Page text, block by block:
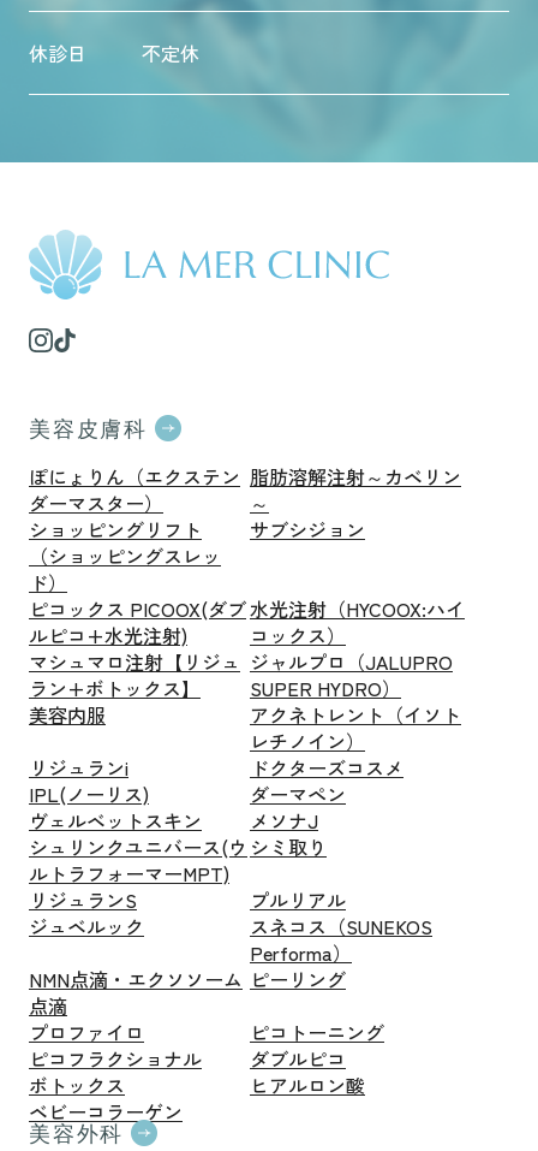
休診日 不定休
美容皮膚科
ぽにょりん（エクステン
ダーマスター）
脂肪溶解注射～カベリン
～
ショッピングリフト
（ショッピングスレッ
ド）
サブシジョン
ピコックス PICOOX(ダブ
ルピコ+水光注射)
水光注射（HYCOOX:ハイ
コックス）
マシュマロ注射【リジュ
ラン+ボトックス】
ジャルプロ（JALUPRO
SUPER HYDRO）
美容内服
アクネトレント（イソト
レチノイン）
リジュランi
ドクターズコスメ
IPL(ノーリス)
ダーマペン
ヴェルベットスキン
メソナJ
シュリンクユニバース(ウ
ルトラフォーマーMPT)
シミ取り
リジュランS
プルリアル
ジュベルック
スネコス（SUNEKOS
Performa）
NMN点滴・エクソソーム
点滴
ピーリング
プロファイロ
ピコトーニング
ピコフラクショナル
ダブルピコ
ボトックス
ヒアルロン酸
ベビーコラーゲン
美容外科